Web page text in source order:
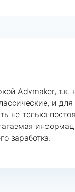
Advmaker,
и
не только
заработка.